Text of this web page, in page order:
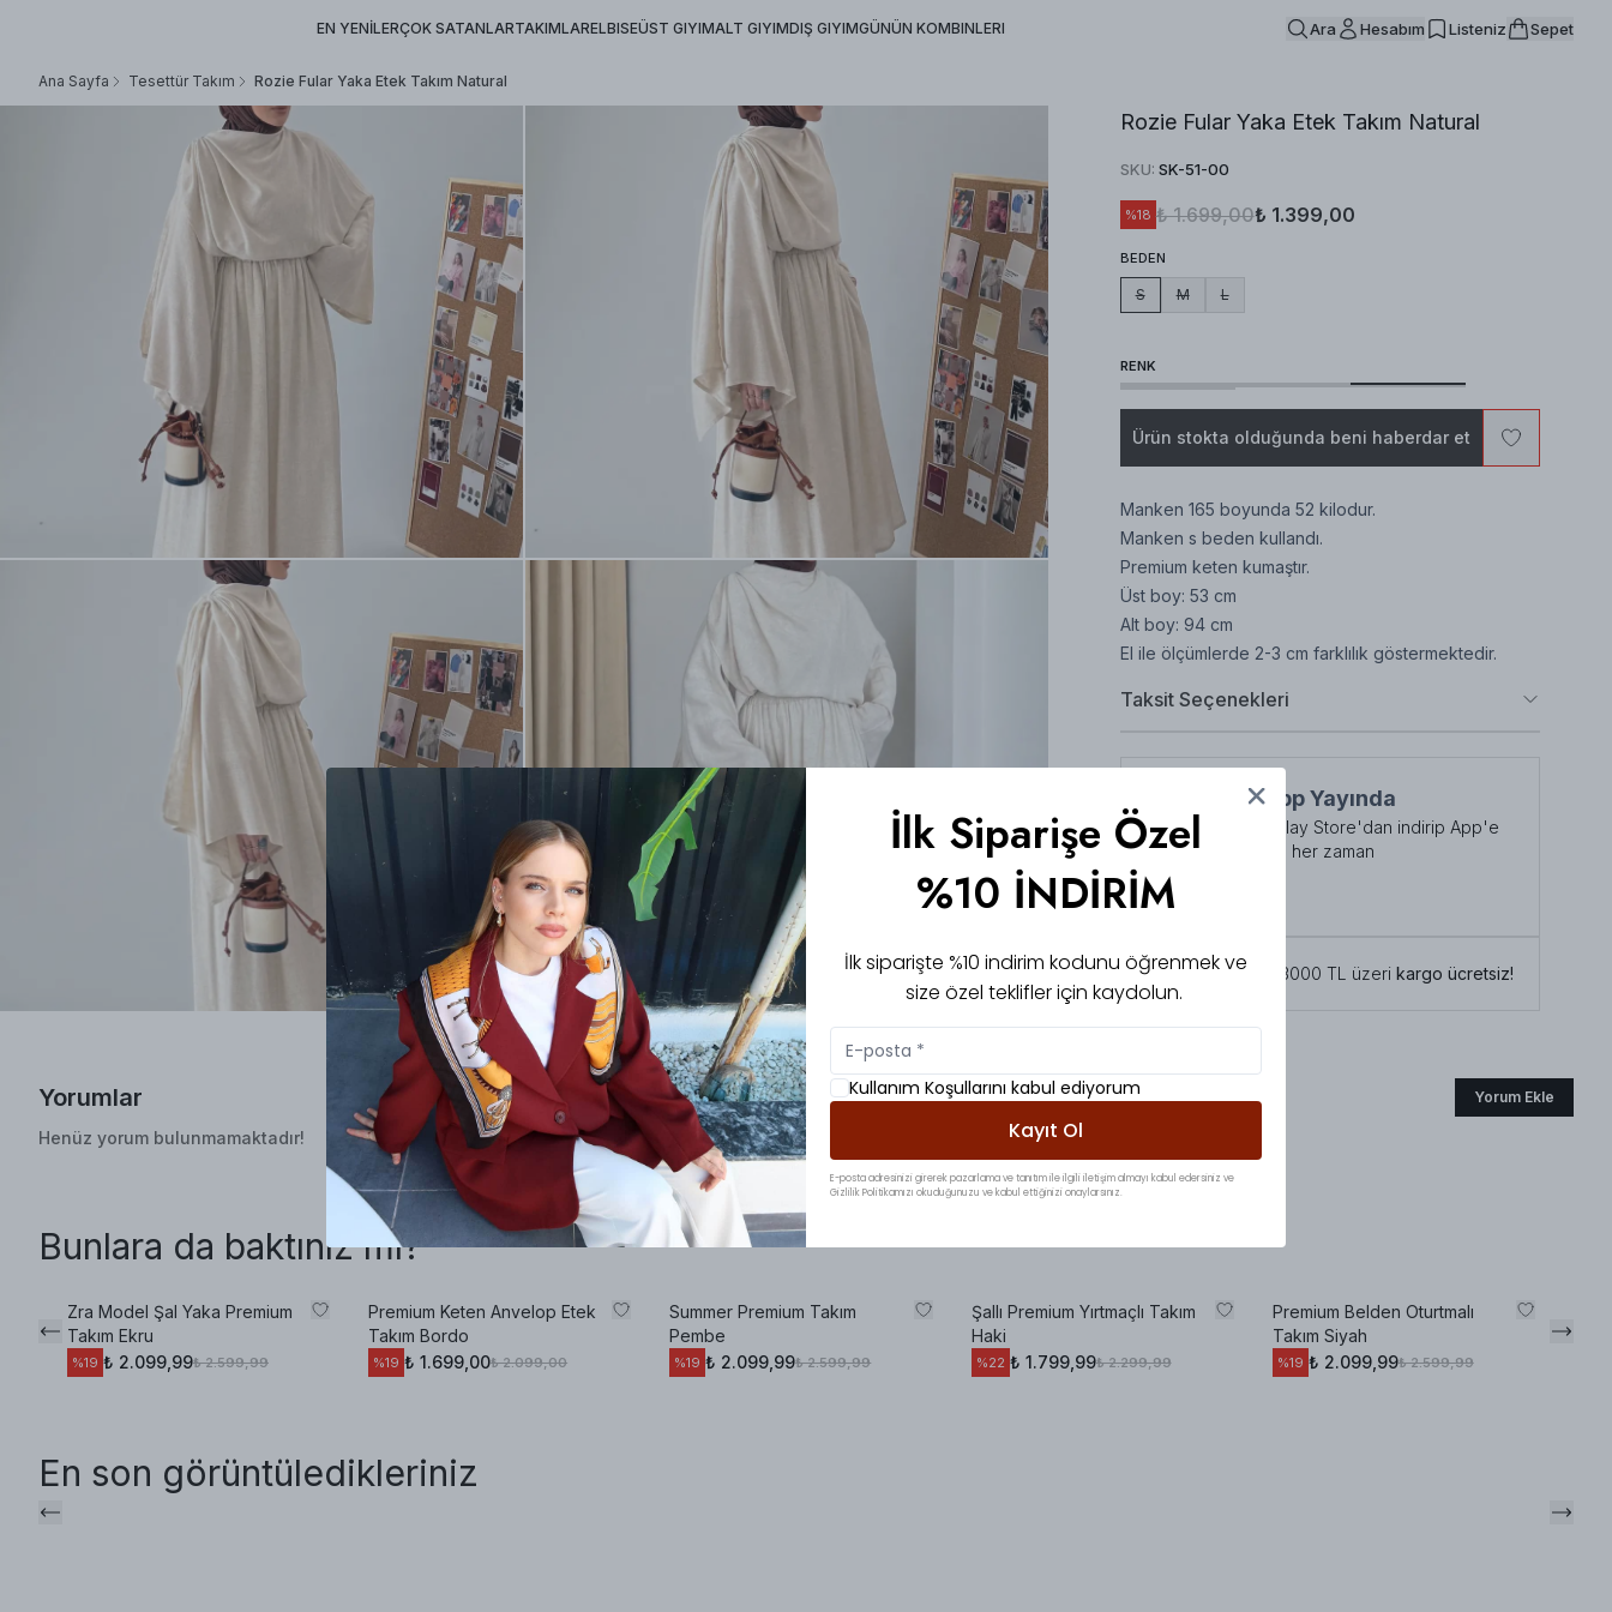
EN YENİLERÇOK SATANLARTAKIMLARELBISEÜST GIYIMALT GIYIMDIŞ GIYIMGÜNÜN KOMBINLERI Ara Hesabım Listeniz Sepet
Ana Sayfa Tesettür Takım Rozie Fular Yaka Etek Takım Natural
Rozie Fular Yaka Etek Takım Natural
SKU: SK-51-00
%18 ₺ 1.699,00₺ 1.399,00
BEDEN
S M L
RENK
Ürün stokta olduğunda beni haberdar et
Manken 165 boyunda 52 kilodur.
Manken s beden kullandı.
Premium keten kumaştır.
Üst boy: 53 cm
Alt boy: 94 cm
El ile ölçümlerde 2-3 cm farklılık göstermektedir.
Taksit Seçenekleri
NuuWears App Yayında
App Store veya Play Store'dan indirip App'e
özel indirimlerden her zaman
faydalanabilirsiniz
Şimdi İndirin!
Tüm siparişlerde 3000 TL üzeri kargo ücretsiz!
Yorumlar Yorum Ekle
Henüz yorum bulunmamaktadır!
Bunlara da baktınız mı?
Zra Model Şal Yaka Premium
Takım Ekru
%19 ₺ 2.099,99₺ 2.599,99
Premium Keten Anvelop Etek
Takım Bordo
%19 ₺ 1.699,00₺ 2.099,00
Summer Premium Takım
Pembe
%19 ₺ 2.099,99₺ 2.599,99
Şallı Premium Yırtmaçlı Takım
Haki
%22 ₺ 1.799,99₺ 2.299,99
Premium Belden Oturtmalı
Takım Siyah
%19 ₺ 2.099,99₺ 2.599,99
En son görüntüledikleriniz
İlk Siparişe Özel
%10 İNDİRİM
İlk siparişte %10 indirim kodunu öğrenmek ve
size özel teklifler için kaydolun.
Kullanım Koşullarını kabul ediyorum
Kayıt Ol
E-posta adresinizi girerek pazarlama ve tanıtım ile ilgili iletişim almayı kabul edersiniz ve
Gizlilik Politikamızı okuduğunuzu ve kabul ettiğinizi onaylarsınız.